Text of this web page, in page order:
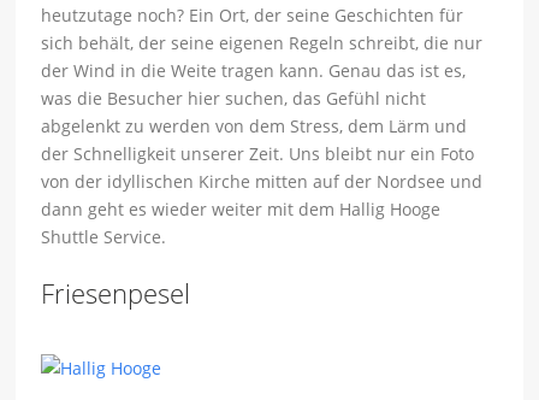
heutzutage noch? Ein Ort, der seine Geschichten für
sich behält, der seine eigenen Regeln schreibt, die nur
der Wind in die Weite tragen kann. Genau das ist es,
was die Besucher hier suchen, das Gefühl nicht
abgelenkt zu werden von dem Stress, dem Lärm und
der Schnelligkeit unserer Zeit. Uns bleibt nur ein Foto
von der idyllischen Kirche mitten auf der Nordsee und
dann geht es wieder weiter mit dem Hallig Hooge
Shuttle Service.
Friesenpesel